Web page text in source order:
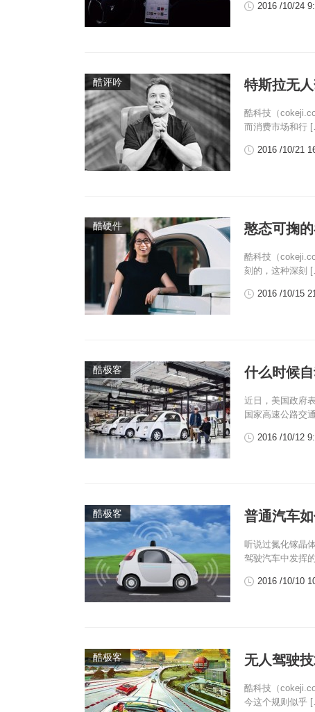
2016 /10/24
酷评吟 特斯拉无
酷科技（
而消费市场和行
2016 /10/21
酷硬件 憨态可掬
酷科技（
刻的，这种深刻
2016 /10/15
酷极客 什么时候
近日，美国政府
国家高速公路交
2016 /10/12
酷极客 普通汽车
听说过氮化镓晶
驾驶汽车中发挥
2016 /10/10
酷极客 无人驾驶
酷科技（
今这个规则似乎